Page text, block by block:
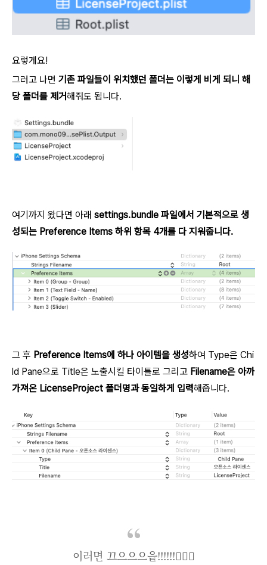
요렇게요!
그러고 나면 기존 파일들이 위치했던 폴더는 이렇게 비게 되니 해
당 폴더를 제거해줘도 됩니다.
여기까지 왔다면 아래 settings.bundle 파일에서 기본적으로 생
성되는 Preference Items 하위 항목 4개를 다 지워줍니다.
그 후 Preference Items에 하나 아이템을 생성하여 Type은 Chi
ld Pane으로 Title은 노출시킬 타이틀로 그리고 Filename은 아까
가져온 LicenseProject 폴더명과 동일하게 입력해줍니다.
이러면 끄으으으읕!!!!!!🏄🏻‍♂️